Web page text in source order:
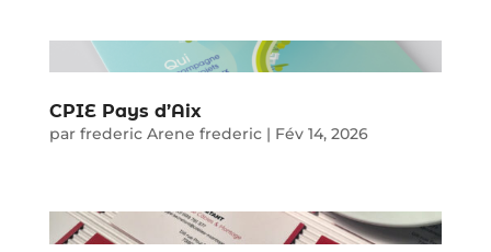
CPIE Pays d’Aix
par frederic Arene frederic| Fév 14, 2026